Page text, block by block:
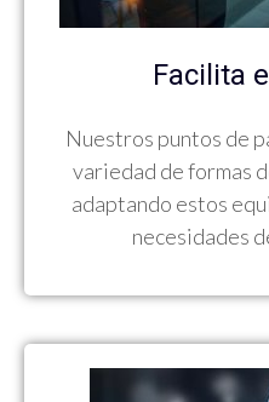
Facilita
Nuestros puntos de
variedad de formas
adaptando estos
necesidades